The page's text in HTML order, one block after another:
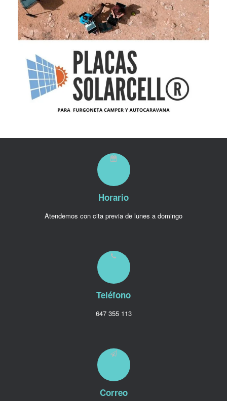
Horario
Atendemos con cita previa de lunes a domingo
Teléfono
647 355 113
Correo